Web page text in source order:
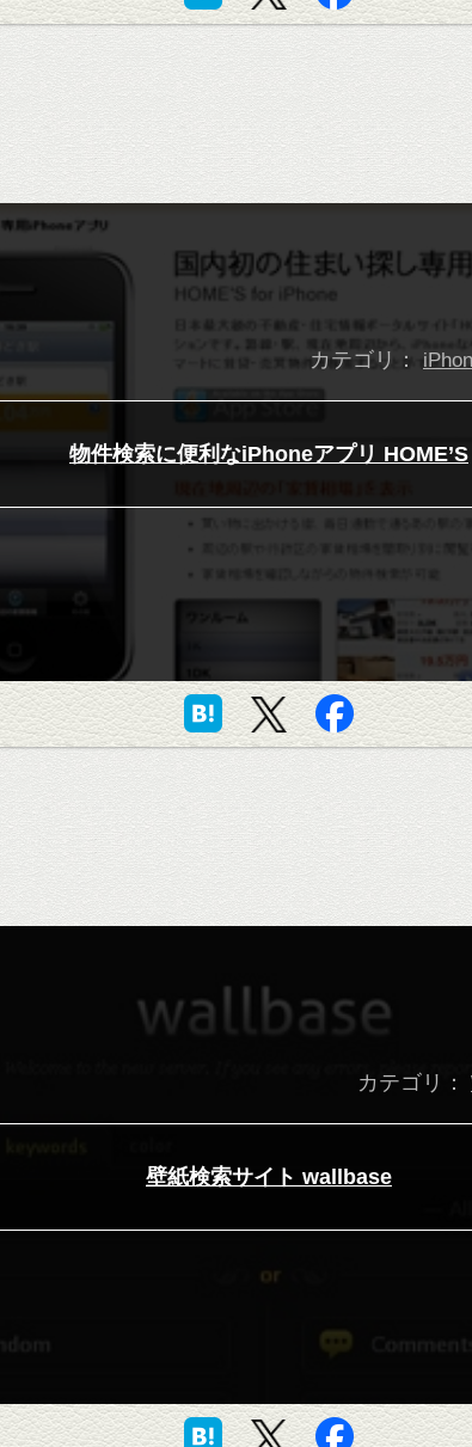
カテゴリ：
物件検索に便利なiPhoneアプリ HOME’S
カテゴリ：
壁紙検索サイト wallbase